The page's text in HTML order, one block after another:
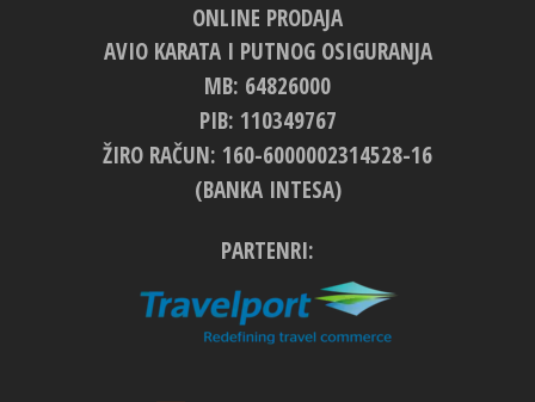
ONLINE PRODAJA
AVIO KARATA I PUTNOG OSIGURANJA
MB: 64826000
PIB: 110349767
ŽIRO RAČUN: 160-6000002314528-16
(BANKA INTESA)
PARTENRI: